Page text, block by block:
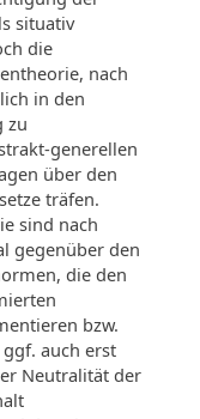
situativ
die
nach
in den
zu
generellen
über den
träfen.
sind nach
gegenüber den
die den
bzw.
auch erst
Neutralität der